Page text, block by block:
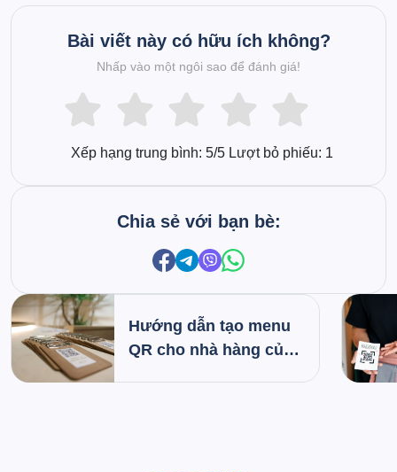
Bài viết này có hữu ích không?
Nhấp vào một ngôi sao để đánh giá!
Xếp hạng trung bình: 5/5 Lượt bỏ phiếu: 1
Chia sẻ với bạn bè:
Hướng dẫn tạo menu
QR cho nhà hàng của